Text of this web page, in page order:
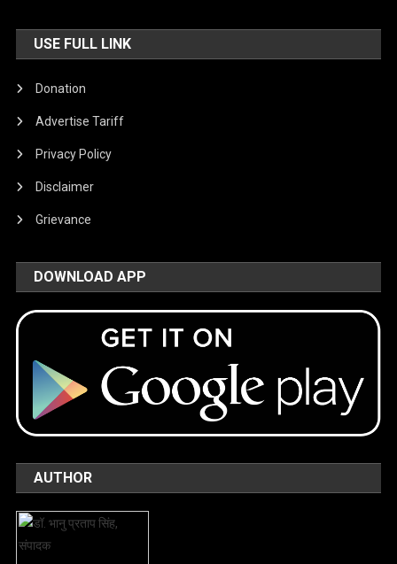
USE FULL LINK
Donation
Advertise Tariff
Privacy Policy
Disclaimer
Grievance
DOWNLOAD APP
AUTHOR